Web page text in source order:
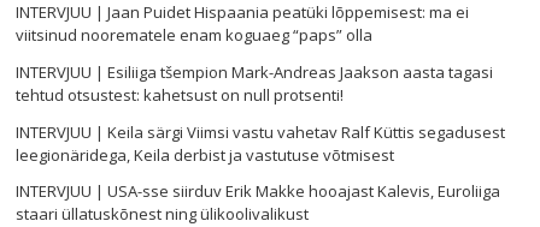
INTERVJUU | Jaan Puidet Hispaania peatüki lõppemisest: ma ei
viitsinud noorematele enam koguaeg “paps” olla
INTERVJUU | Esiliiga tšempion Mark-Andreas Jaakson aasta tagasi
tehtud otsustest: kahetsust on null protsenti!
INTERVJUU | Keila särgi Viimsi vastu vahetav Ralf Küttis segadusest
leegionäridega, Keila derbist ja vastutuse võtmisest
INTERVJUU | USA-sse siirduv Erik Makke hooajast Kalevis, Euroliiga
staari üllatuskõnest ning ülikoolivalikust